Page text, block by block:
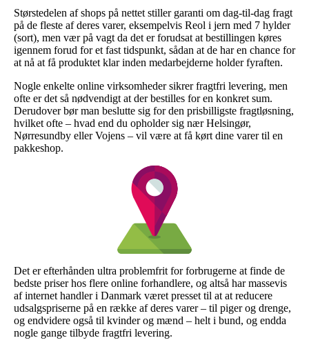
Størstedelen af shops på nettet stiller garanti om dag-til-dag fragt
på de fleste af deres varer, eksempelvis Reol i jern med 7 hylder
(sort), men vær på vagt da det er forudsat at bestillingen køres
igennem forud for et fast tidspunkt, sådan at de har en chance for
at nå at få produktet klar inden medarbejderne holder fyraften.
Nogle enkelte online virksomheder sikrer fragtfri levering, men
ofte er det så nødvendigt at der bestilles for en konkret sum.
Derudover bør man beslutte sig for den prisbilligste fragtløsning,
hvilket ofte – hvad end du opholder sig nær Helsingør,
Nørresundby eller Vojens – vil være at få kørt dine varer til en
pakkeshop.
Det er efterhånden ultra problemfrit for forbrugerne at finde de
bedste priser hos flere online forhandlere, og altså har massevis
af internet handler i Danmark været presset til at at reducere
udsalgspriserne på en række af deres varer – til piger og drenge,
og endvidere også til kvinder og mænd – helt i bund, og endda
nogle gange tilbyde fragtfri levering.